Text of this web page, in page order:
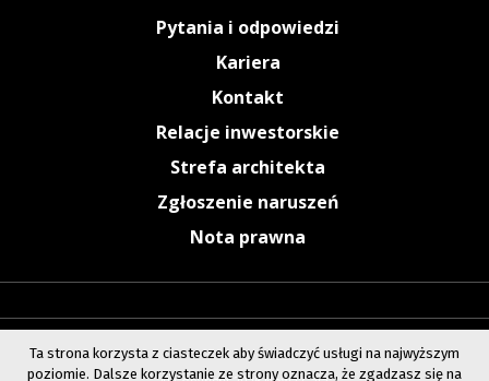
Pytania i odpowiedzi
Kariera
Kontakt
Relacje inwestorskie
Strefa architekta
Zgłoszenie naruszeń
Nota prawna
Ta strona korzysta z ciasteczek aby świadczyć usługi na najwyższym
poziomie. Dalsze korzystanie ze strony oznacza, że zgadzasz się na